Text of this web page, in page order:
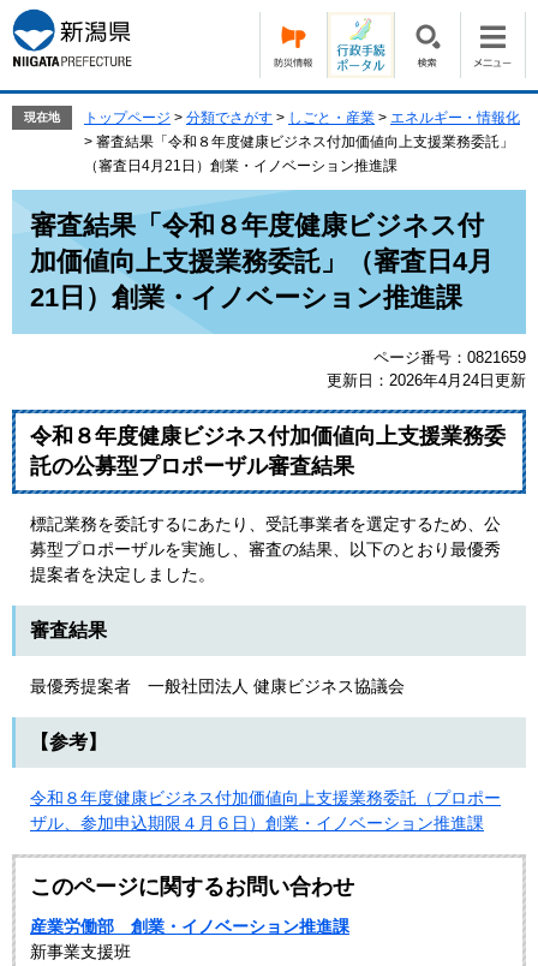
ー
ジ
の
す。
ニ
ュ
ー
し
現在地 トップページ > 分類でさがす > しごと・産業 > エネルギー・情報化
> 審査結果「令和８年度健康ビジネス付加価値向上支援業務委託」
（審査日4月21日）創業・イノベーション推進課
審査結果「令和８年度健康ビジネス付
加価値向上支援業務委託」（審査日4月
21日）創業・イノベーション推進課
ページ番号：0821659
更新日：2026年4月24日更新
令和８年度健康ビジネス付加価値向上支援業務委
託の公募型プロポーザル審査結果
標記業務を委託するにあたり、受託事業者を選定するため、公
募型プロポーザルを実施し、審査の結果、以下のとおり最優秀
提案者を決定しました。
審査結果
最優秀提案者 一般社団法人 健康ビジネス協議会
【参考】
令和８年度健康ビジネス付加価値向上支援業務委託（プロポー
ザル、参加申込期限４月６日）創業・イノベーション推進課
このページに関するお問い合わせ
産業労働部 創業・イノベーション推進課
新事業支援班